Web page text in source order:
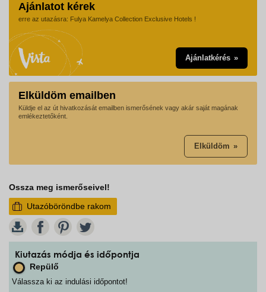
Ajánlatot kérek
erre az utazásra: Fulya Kamelya Collection Exclusive Hotels !
Ajánlatkérés
Elküldöm emailben
Küldje el az út hivatkozását emailben ismerősének vagy akár saját magának
emlékeztetőként.
Elküldöm
Ossza meg ismerőseivel!
Utazóböröndbe rakom
Kiutazás módja és időpontja
Repülő
Válassza ki az indulási időpontot!